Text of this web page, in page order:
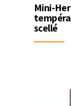
Mini-
scellé